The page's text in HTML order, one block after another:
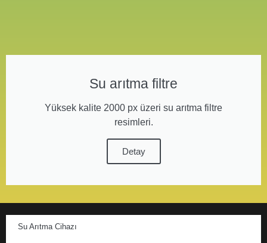
Su arıtma filtre
Yüksek kalite 2000 px üzeri su arıtma filtre
resimleri.
Detay
Su Arıtma Cihazı